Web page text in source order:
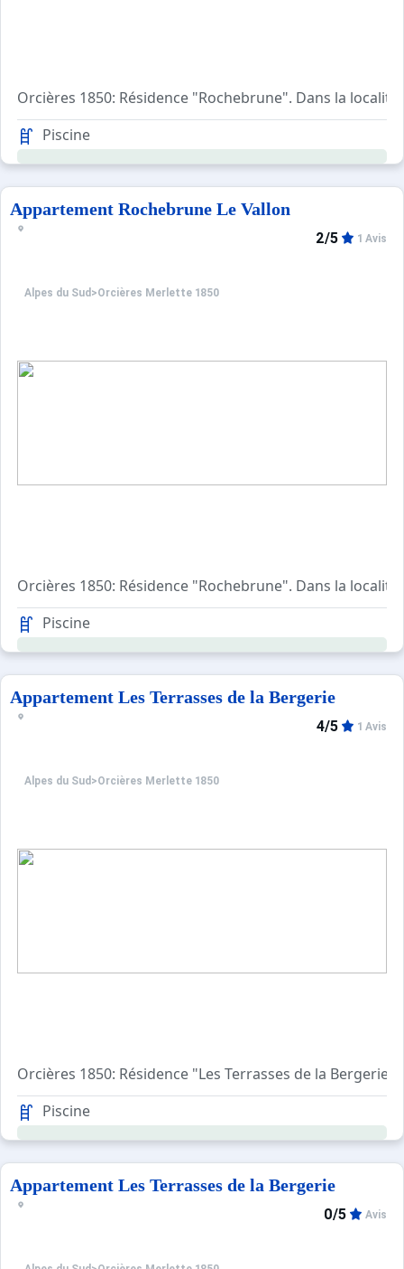
Orcières 1850: Résidence "Rochebrune". Dans la
Apt 2 pièces 38 m2. Séjour/salle à manger avec 2
Piscine
Appartement Rochebrune Le Vallon
Alpes du Sud >Orcières Merlette 1850
2/5 1 Avis
Orcières 1850: Résidence "Rochebrune". Dans la
Piscine
Appartement Les Terrasses de la Bergerie
Alpes du Sud >Orcières Merlette 1850
4/5 1 Avis
Orcières 1850: Résidence "Les Terrasses de la
Apt 2 pièces 36 m2. Séjour/salle à manger avec 2
Piscine
Appartement Les Terrasses de la Bergerie
0/5 Avis